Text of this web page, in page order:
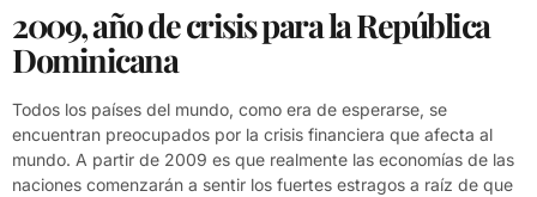
2009, año de crisis para la República
Dominicana
Todos los países del mundo, como era de esperarse, se
encuentran preocupados por la crisis financiera que afecta al
mundo. A partir de 2009 es que realmente las economías de las
naciones comenzarán a sentir los fuertes estragos a raíz de que